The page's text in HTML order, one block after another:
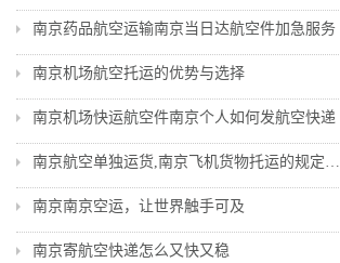
南京药品航空运输南京当日达航空件加急服务
南京机场航空托运的优势与选择
南京机场快运航空件南京个人如何发航空快递
南京航空单独运货,南京飞机货物托运的规定与流程
南京南京空运，让世界触手可及
南京寄航空快递怎么又快又稳